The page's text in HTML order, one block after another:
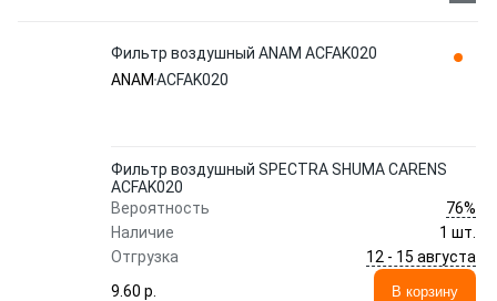
Фильтр воздушный ANAM ACFAK020
ANAM ACFAK020
Фильтр воздушный SPECTRA SHUMA CARENS
ACFAK020
Вероятность
76%
Наличие
1 шт.
Отгрузка
12 - 15 августа
9.60 p.
В корзину